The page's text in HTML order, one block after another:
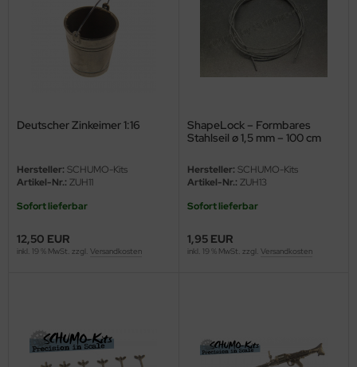
Deutscher Zinkeimer 1:16
Hersteller: SCHUMO-Kits
Artikel-Nr.: ZUH11
Sofort lieferbar
12,50 EUR
inkl. 19 % MwSt. zzgl. Versandkosten
ShapeLock – Formbares
Stahlseil ø 1,5 mm – 100 cm
Hersteller: SCHUMO-Kits
Artikel-Nr.: ZUH13
Sofort lieferbar
1,95 EUR
inkl. 19 % MwSt. zzgl. Versandkosten
Models